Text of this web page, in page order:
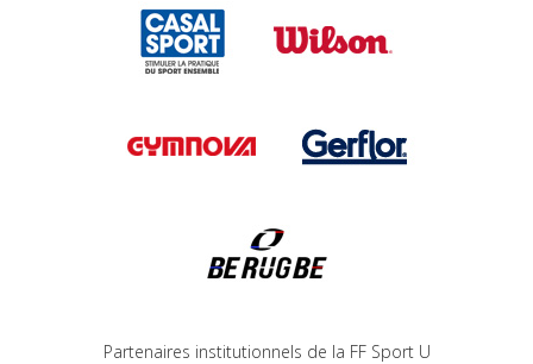
Partenaires institutionnels de la FF Sport U